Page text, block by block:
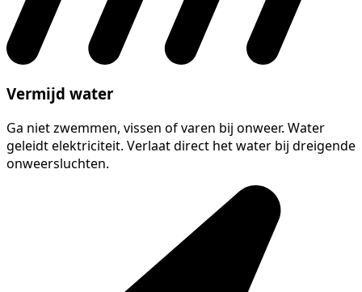
Vermijd water
Ga niet zwemmen, vissen of varen bij onweer. Water
geleidt elektriciteit. Verlaat direct het water bij dreigende
onweersluchten.